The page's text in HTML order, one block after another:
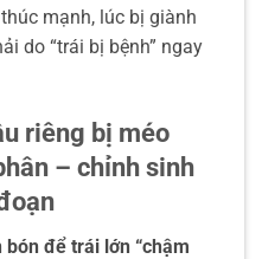
mạnh, lúc bị giành
do “trái bị bệnh” ngay
riêng bị méo
– chỉnh sinh
để trái lớn “chậm